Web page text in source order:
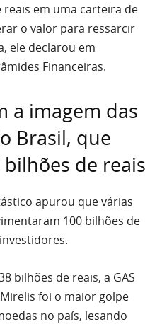
reais em uma carteira de
o valor para ressarcir
ele declarou em
Financeiras.
a imagem das
Brasil, que
de reais
apurou que várias
100 bilhões de
bilhões de reais, a GAS
foi o maior golpe
no país, lesando